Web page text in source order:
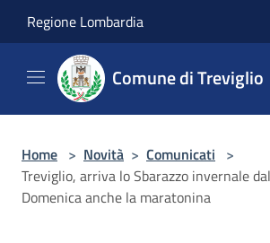
Regione Lombardia
Comune di Treviglio
Home > Novità > Comunicati >
Treviglio, arriva lo Sbarazzo invernale
Domenica anche la maratonina